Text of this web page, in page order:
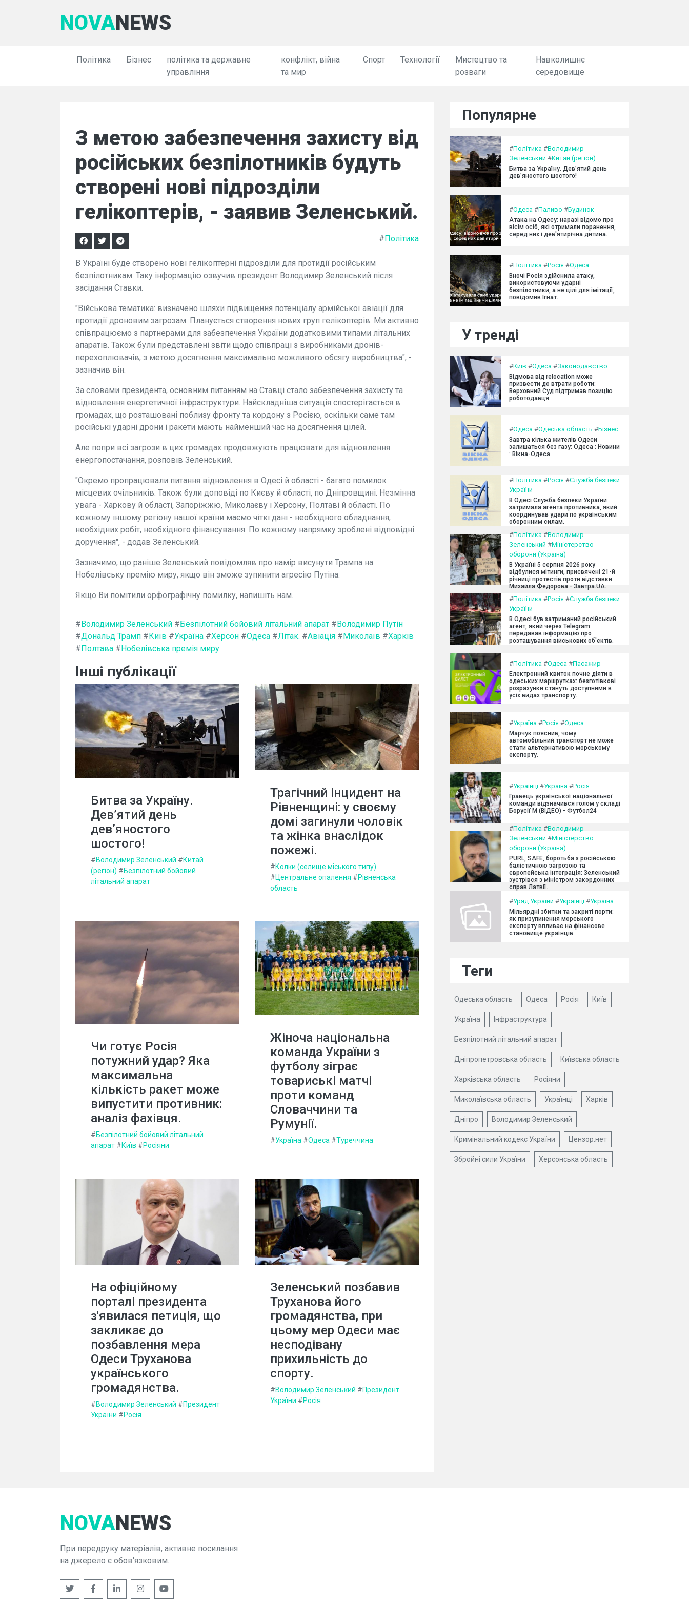
NOVANEWS
Політика Бізнес
політика та державне
управління
конфлікт, війна
та мир
Спорт Технології
Мистецтво та
розваги
Навколишнє
середовище
З метою забезпечення захисту від
російських безпілотників будуть
створені нові підрозділи
гелікоптерів, - заявив Зеленський.
#Політика
В Україні буде створено нові гелікоптерні підрозділи для протидії російським
безпілотникам. Таку інформацію озвучив президент Володимир Зеленський після
засідання Ставки.
"Військова тематика: визначено шляхи підвищення потенціалу армійської авіації для
протидії дроновим загрозам. Планується створення нових груп гелікоптерів. Ми активно
співпрацюємо з партнерами для забезпечення України додатковими типами літальних
апаратів. Також були представлені звіти щодо співпраці з виробниками дронів-
перехоплювачів, з метою досягнення максимально можливого обсягу виробництва", -
зазначив він.
За словами президента, основним питанням на Ставці стало забезпечення захисту та
відновлення енергетичної інфраструктури. Найскладніша ситуація спостерігається в
громадах, що розташовані поблизу фронту та кордону з Росією, оскільки саме там
російські ударні дрони і ракети мають найменший час на досягнення цілей.
Але попри всі загрози в цих громадах продовжують працювати для відновлення
енергопостачання, розповів Зеленський.
"Окремо пропрацювали питання відновлення в Одесі й області - багато помилок
місцевих очільників. Також були доповіді по Києву й області, по Дніпровщині. Незмінна
увага - Харкову й області, Запоріжжю, Миколаєву і Херсону, Полтаві й області. По
кожному іншому регіону нашої країни маємо чіткі дані - необхідного обладнання,
необхідних робіт, необхідного фінансування. По кожному напрямку зроблені відповідні
доручення", - додав Зеленський.
Зазначимо, що раніше Зеленський повідомляв про намір висунути Трампа на
Нобелівську премію миру, якщо він зможе зупинити агресію Путіна.
Якщо Ви помітили орфографічну помилку, напишіть нам.
#Володимир Зеленський #Безпілотний бойовий літальний апарат #Володимир Путін
#Дональд Трамп #Київ #Україна #Херсон #Одеса #Літак. #Авіація #Миколаїв #Харків
#Полтава #Нобелівська премія миру
Інші публікації
Битва за Україну.
Дев’ятий день
дев’яностого
шостого!
#Володимир Зеленський #Китай
(регіон) #Безпілотний бойовий
літальний апарат
Трагічний інцидент на
Рівненщині: у своєму
домі загинули чоловік
та жінка внаслідок
пожежі.
#Колки (селище міського типу)
#Центральне опалення #Рівненська
область
Чи готує Росія
потужний удар? Яка
максимальна
кількість ракет може
випустити противник:
аналіз фахівця.
#Безпілотний бойовий літальний
апарат #Київ #Росіяни
Жіноча національна
команда України з
футболу зіграє
товариські матчі
проти команд
Словаччини та
Румунії.
#Україна #Одеса #Туреччина
На офіційному
порталі президента
з'явилася петиція, що
закликає до
позбавлення мера
Одеси Труханова
українського
громадянства.
#Володимир Зеленський #Президент
України #Росія
Зеленський позбавив
Труханова його
громадянства, при
цьому мер Одеси має
несподівану
прихильність до
спорту.
#Володимир Зеленський #Президент
України #Росія
Популярне
#Політика #Володимир
Зеленський #Китай (регіон)
Битва за Україну. Дев’ятий день
дев’яностого шостого!
#Одеса #Паливо #Будинок
Атака на Одесу: наразі відомо про
вісім осіб, які отримали поранення,
серед них і дев'ятирічна дитина.
#Політика #Росія #Одеса
Вночі Росія здійснила атаку,
використовуючи ударні
безпілотники, а не цілі для імітації,
повідомив Ігнат.
У тренді
#Київ #Одеса #Законодавство
Відмова від relocation може
призвести до втрати роботи:
Верховний Суд підтримав позицію
роботодавця.
#Одеса #Одеська область #Бізнес
Завтра кілька жителів Одеси
залишаться без газу: Одеса : Новини
: Вікна-Одеса
#Політика #Росія #Служба безпеки
України
В Одесі Служба безпеки України
затримала агента противника, який
координував удари по українським
оборонним силам.
#Політика #Володимир
Зеленський #Міністерство
оборони (Україна)
В Україні 5 серпня 2026 року
відбулися мітинги, присвячені 21-й
річниці протестів проти відставки
Михайла Федорова - Завтра.UA.
#Політика #Росія #Служба безпеки
України
В Одесі був затриманий російський
агент, який через Telegram
передавав інформацію про
розташування військових об'єктів.
#Політика #Одеса #Пасажир
Електронний квиток почне діяти в
одеських маршрутках: безготівкові
розрахунки стануть доступними в
усіх видах транспорту.
#Україна #Росія #Одеса
Марчук пояснив, чому
автомобільний транспорт не може
стати альтернативою морському
експорту.
#Українці #Україна #Росія
Гравець української національної
команди відзначився голом у складі
Борусії М (ВІДЕО) - Футбол24
#Політика #Володимир
Зеленський #Міністерство
оборони (Україна)
PURL, SAFE, боротьба з російською
балістичною загрозою та
європейська інтеграція: Зеленський
зустрівся з міністром закордонних
справ Латвії.
#Уряд України #Українці #Україна
Мільярдні збитки та закриті порти:
як призупинення морського
експорту впливає на фінансове
становище українців.
Теги
Одеська область Одеса Росія Київ
Україна Інфраструктура
Безпілотний літальний апарат
Дніпропетровська область Київська область
Харківська область Росіяни
Миколаївська область Українці Харків
Дніпро Володимир Зеленський
Кримінальний кодекс України Цензор.нет
Збройні сили України Херсонська область
NOVANEWS
При передруку матеріалів, активне посилання
на джерело є обов'язковим.